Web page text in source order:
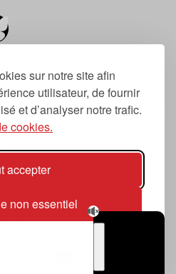
sur notre site afin
utilisateur, de fournir
et d’analyser notre trafic.
cookies.
accepter
non essentiel
sur la
tendances, dont la
de 2007.
« prochain », « suivant
thématique du
nouvelles tendances
de la musique
du hip hop, et des
de société liés à la